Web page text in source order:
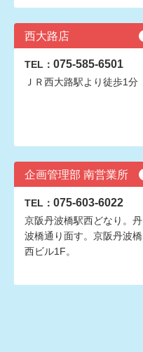
西大路店
TEL： 075-585-6501
ＪＲ西大路駅より徒歩1分
企画管理部 南営業所
TEL： 075-603-6022
京阪丹波橋駅西どなり。丹
波橋通り面す。京阪丹波橋
西ビル1F。